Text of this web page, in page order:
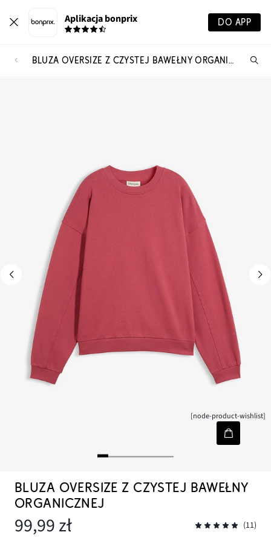
Aplikacja bonprix DO APP
BLUZA OVERSIZE Z CZYSTEJ BAWEŁNY ORGANICZNEJ
[node-product-wishlist]
BLUZA OVERSIZE Z CZYSTEJ BAWEŁNY
ORGANICZNEJ
99,99 zł (11)